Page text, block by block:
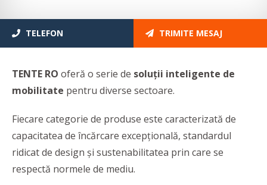
TELEFON TRIMITE MESAJ
TENTE RO oferă o serie de soluții inteligente de
mobilitate pentru diverse sectoare.
Fiecare categorie de produse este caracterizată de
capacitatea de încărcare excepțională, standardul
ridicat de design și sustenabilitatea prin care se
respectă normele de mediu.